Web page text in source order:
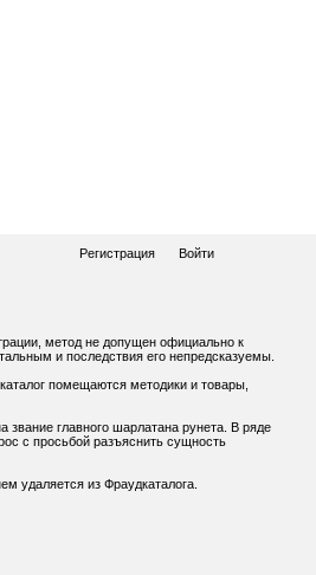
Регистрация Войти
метод не допущен официально к
и последствия его непредсказуемы.
помещаются методики и товары,
звание главного шарлатана рунета. В ряде
с просьбой разъяснить сущность
удаляется из Фраудкаталога.